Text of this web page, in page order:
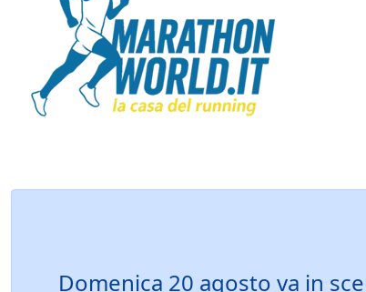
Domenica 20 agosto va in